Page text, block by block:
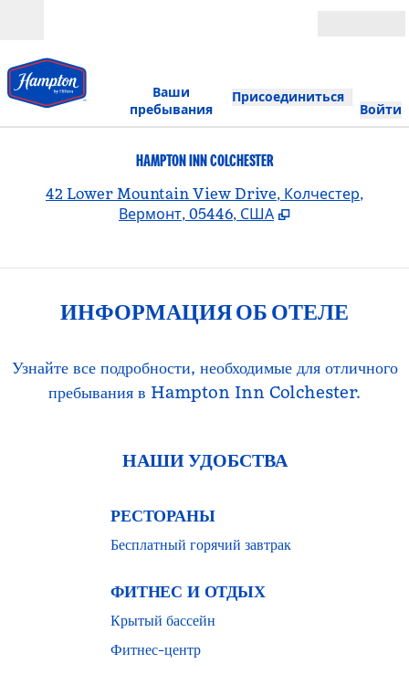
Ваши
пребывания
Присоединиться
Войти
HAMPTON INN COLCHESTER
42 Lower Mountain View Drive, Колчестер,
Вермонт, 05446, США
ИНФОРМАЦИЯ ОБ ОТЕЛЕ
Узнайте все подробности, необходимые для отличного
пребывания в Hampton Inn Colchester.
НАШИ УДОБСТВА
РЕСТОРАНЫ
Бесплатный горячий завтрак
ФИТНЕС И ОТДЫХ
Крытый бассейн
Фитнес-центр